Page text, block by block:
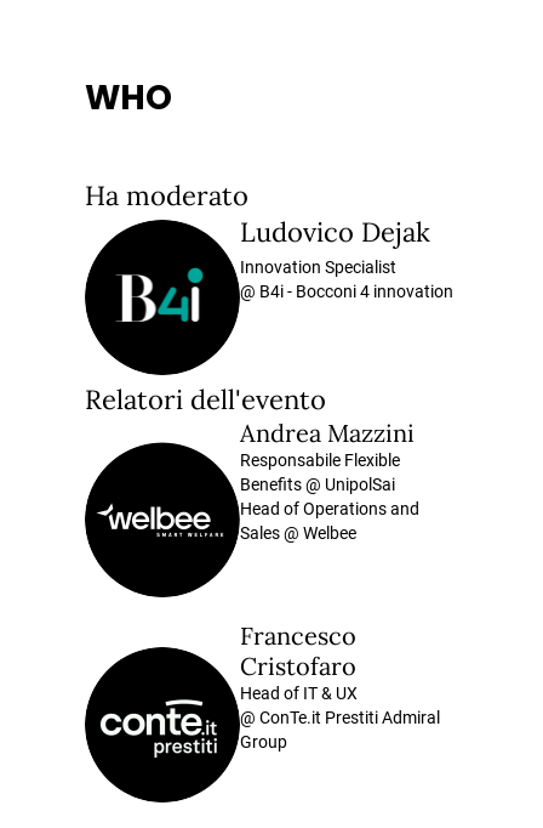
WHO
Ha moderato
Ludovico Dejak
Innovation Specialist
@ B4i - Bocconi 4 innovation
Relatori dell'evento
Andrea Mazzini
Responsabile Flexible
Benefits @ UnipolSai
Head of Operations and
Sales @ Welbee
Francesco
Cristofaro
Head of IT & UX
@ ConTe.it Prestiti Admiral
Group